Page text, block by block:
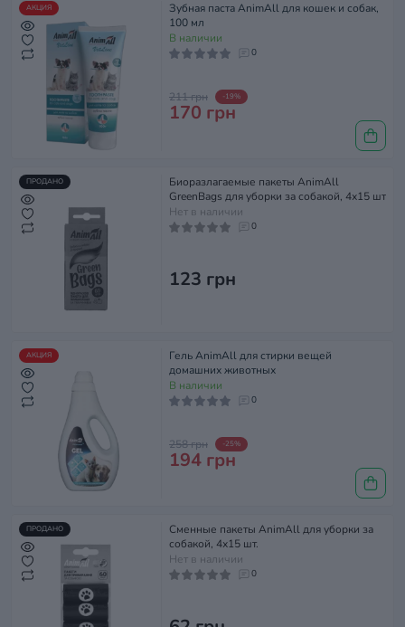
АКЦИЯ
Зубная паста AnimAll для кошек и собак,
100 мл
В наличии
0
211 грн -19%
170 грн
ПРОДАНО
Биоразлагаемые пакеты AnimAll
GreenBags для уборки за собакой, 4х15 шт
Нет в наличии
0
123 грн
АКЦИЯ
Гель AnimAll для стирки вещей
домашних животных
В наличии
0
258 грн -25%
194 грн
ПРОДАНО
Сменные пакеты AnimAll для уборки за
собакой, 4х15 шт.
Нет в наличии
0